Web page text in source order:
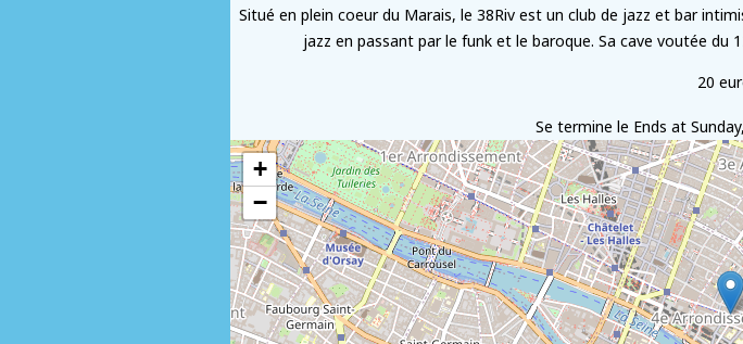
Situé en plein coeur du Marais, le 38Riv est un club de jazz et bar
jazz en passant par le funk et le baroque. Sa cave voutée
20
Se termine le Ends at
+
−